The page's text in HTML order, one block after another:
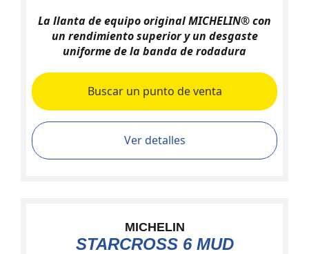
La llanta de equipo original MICHELIN® con
un rendimiento superior y un desgaste
uniforme de la banda de rodadura
Buscar un punto de venta
Ver detalles
MICHELIN
STARCROSS 6 MUD